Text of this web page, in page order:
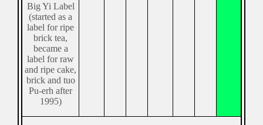
Big Yi Label
(started as a
label for ripe
brick tea,
became a
label for raw
and ripe cake,
brick and tuo
Pu-erh after
1995)